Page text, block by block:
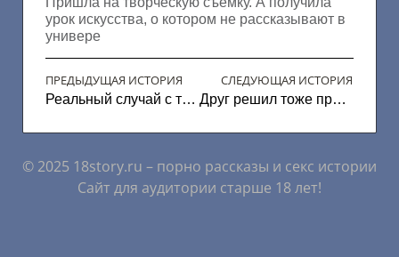
урок искусства, о котором не рассказывают в
универе
ПРЕДЫДУЩАЯ ИСТОРИЯ
Реальный случай с турбазы
СЛЕДУЮЩАЯ ИСТОРИЯ
Друг решил тоже присунуть жене
© 2025 18story.ru – порно рассказы и секс истории
Сайт для аудитории старше 18 лет!